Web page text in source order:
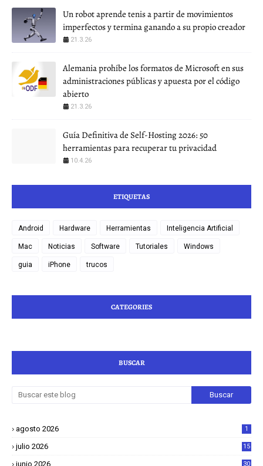
Un robot aprende tenis a partir de movimientos
imperfectos y termina ganando a su propio creador
21.3.26
Alemania prohíbe los formatos de Microsoft en sus
administraciones públicas y apuesta por el código
abierto
21.3.26
Guía Definitiva de Self-Hosting 2026: 50
herramientas para recuperar tu privacidad
10.4.26
ETIQUETAS
Android Hardware Herramientas Inteligencia Artificial
Mac Noticias Software Tutoriales Windows
guia iPhone trucos
CATEGORIES
BUSCAR
agosto 2026 1
julio 2026 15
junio 2026 30